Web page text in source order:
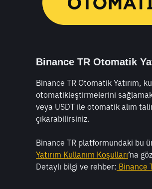
Binance TR Otomatik
Binance TR Otomatik Yatırım,
otomatikleştirmelerini sağlamak
veya USDT ile otomatik alım
çıkarabilirsiniz.
Binance TR platformundaki bu
Yatırım Kullanım Koşulları’na
Detaylı bilgi ve rehber: Binance